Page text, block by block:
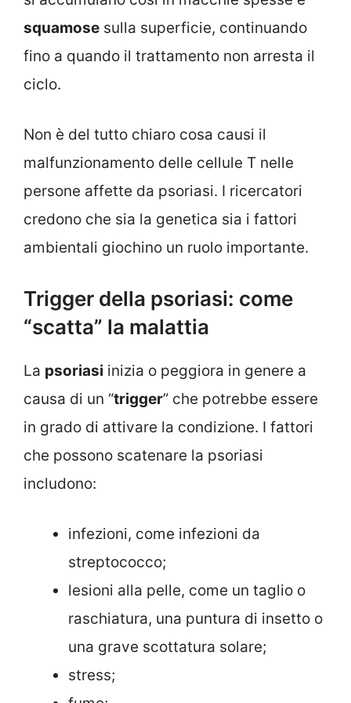
squamose sulla superficie, continuando
fino a quando il trattamento non arresta il
ciclo.
Non è del tutto chiaro cosa causi il
malfunzionamento delle cellule T nelle
persone affette da psoriasi. I ricercatori
credono che sia la genetica sia i fattori
ambientali giochino un ruolo importante.
Trigger della psoriasi: come
“scatta” la malattia
La psoriasi inizia o peggiora in genere a
causa di un “trigger” che potrebbe essere
in grado di attivare la condizione. I fattori
che possono scatenare la psoriasi
includono:
infezioni, come infezioni da
streptococco;
lesioni alla pelle, come un taglio o
raschiatura, una puntura di insetto o
una grave scottatura solare;
stress;